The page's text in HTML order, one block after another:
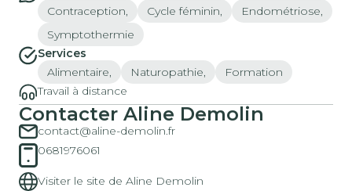
Contraception,
Cycle féminin,
Endométriose,
Symptothermie
Services
Alimentaire,
Naturopathie,
Formation
Travail à distance
Contacter Aline Demolin
contact@aline-demolin.fr
0681976061
Visiter le site de Aline Demolin